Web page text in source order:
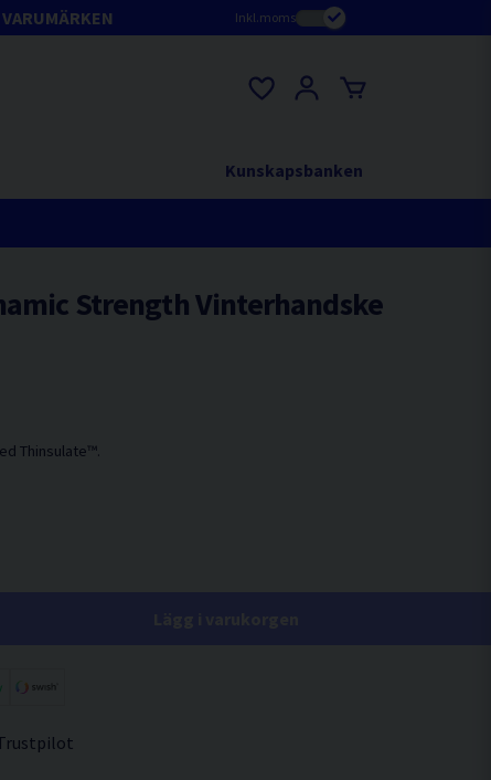
Inkl.moms
Kunskapsbanken
Strength Vinterhandske
Thinsulate™.